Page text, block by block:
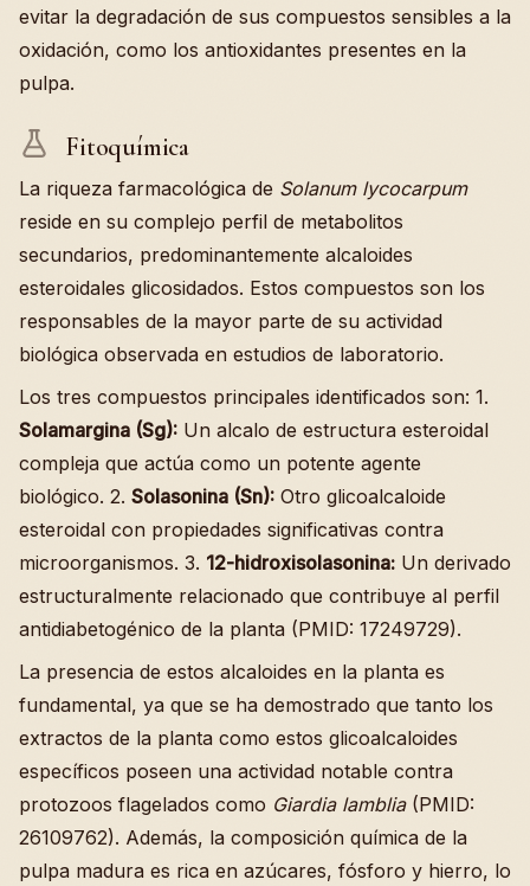
evitar la degradación de sus compuestos sensibles a la
oxidación, como los antioxidantes presentes en la
pulpa.
Fitoquímica
La riqueza farmacológica de Solanum lycocarpum
reside en su complejo perfil de metabolitos
secundarios, predominantemente alcaloides
esteroidales glicosidados. Estos compuestos son los
responsables de la mayor parte de su actividad
biológica observada en estudios de laboratorio.
Los tres compuestos principales identificados son: 1.
Solamargina (Sg): Un alcalo de estructura esteroidal
compleja que actúa como un potente agente
biológico. 2. Solasonina (Sn): Otro glicoalcaloide
esteroidal con propiedades significativas contra
microorganismos. 3. 12-hidroxisolasonina: Un derivado
estructuralmente relacionado que contribuye al perfil
antidiabetogénico de la planta (PMID: 17249729).
La presencia de estos alcaloides en la planta es
fundamental, ya que se ha demostrado que tanto los
extractos de la planta como estos glicoalcaloides
específicos poseen una actividad notable contra
protozoos flagelados como Giardia lamblia(PMID:
26109762). Además, la composición química de la
pulpa madura es rica en azúcares, fósforo y hierro, lo